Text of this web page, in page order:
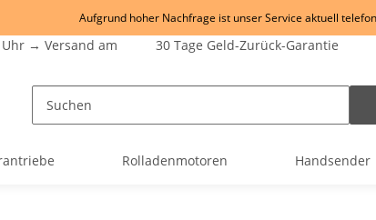
Aufgrund hoher Nachfrage ist unser Service aktuell
→ Versand am
30 Tage Geld-Zurück-Garantie
Rolladenmotoren Handsender